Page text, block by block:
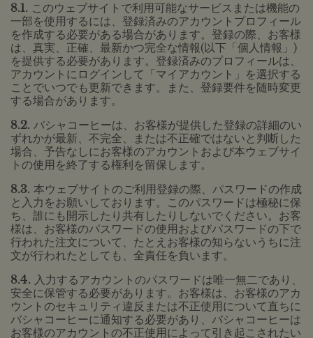
8.1. このウェブサイトで利用可能なサービスまたは機能の
一部を使用するには、登録済みのアカウントプロフィール
を作成する必要がある場合があります。登録の際、お客様
は、真実、正確、最新かつ完全な情報(以下「個人情報」)
を提供する必要があります。登録済みのプロフィールは、
アカウントにログインして「マイアカウント」を選択する
ことでいつでも更新できます。また、登録要件を随時変更
する場合があります。
8.2. バシャコーヒーは、お客様が提供した登録の詳細のい
ずれかが最新、不完全、または不正確ではないと判断した
場合、予告なしにお客様のアカウントおよび本ウェブサイ
トの使用を終了する権利を留保します。
8.3. 本ウェブサイトのご利用登録の際、パスワードの作成
と入力をお願いしております。このパスワードは極秘に保
ち、誰にも開示したり共有したりしないでください。お客
様は、お客様のパスワードの使用およびパスワードの下で
行われた注文について、たとえお客様の知らないうちに注
文が行われたとしても、全責任を負います。
8.4. 入力するアカウントのパスワードは唯一無二であり、
安全に保管する必要があります。お客様は、お客様のアカ
ウントのセキュリティ違反または不正使用について直ちに
バシャコーヒーに通知する必要があり、バシャコーヒーは
お客様のアカウントの不正使用によって引き起こされたい